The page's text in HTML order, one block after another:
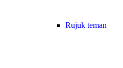
Rujuk teman